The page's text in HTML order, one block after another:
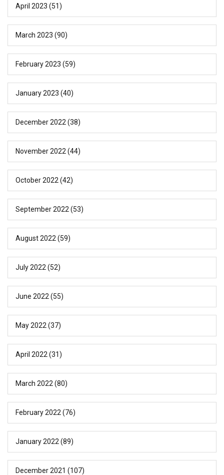
April 2023 (51)
March 2023 (90)
February 2023 (59)
January 2023 (40)
December 2022 (38)
November 2022 (44)
October 2022 (42)
September 2022 (53)
August 2022 (59)
July 2022 (52)
June 2022 (55)
May 2022 (37)
April 2022 (31)
March 2022 (80)
February 2022 (76)
January 2022 (89)
December 2021 (107)